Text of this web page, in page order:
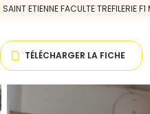
SAINT ETIENNE FACULTE TREFILERIE
TÉLÉCHARGER LA FICHE